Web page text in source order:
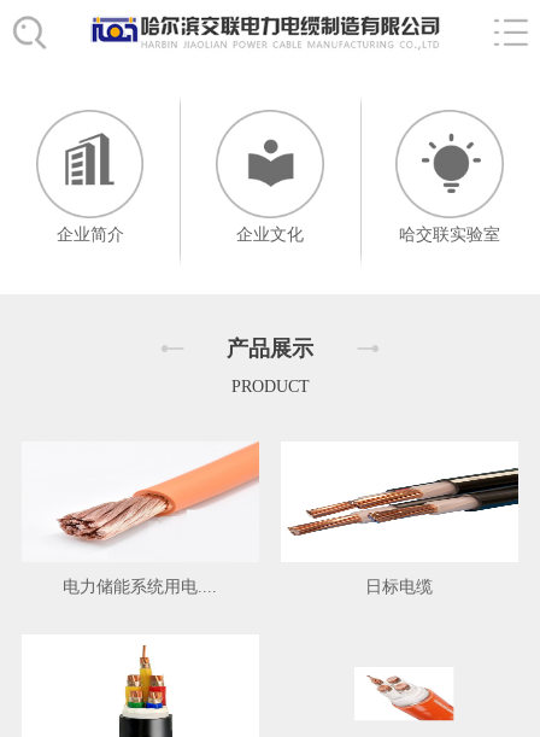
企业简介 企业文化 哈交联实验室
产品展示
PRODUCT
电力储能系统用电.... 日标电缆